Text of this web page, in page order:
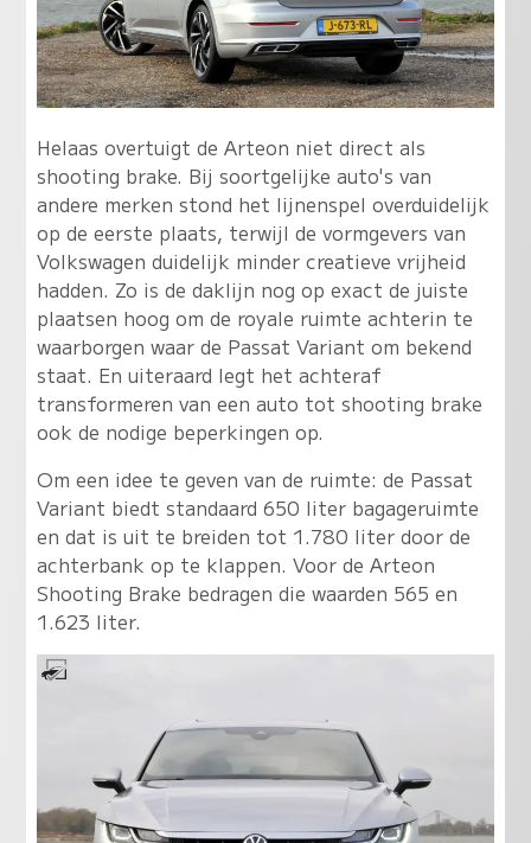
Helaas overtuigt de Arteon niet direct als
shooting brake. Bij soortgelijke auto's van
andere merken stond het lijnenspel overduidelijk
op de eerste plaats, terwijl de vormgevers van
Volkswagen duidelijk minder creatieve vrijheid
hadden. Zo is de daklijn nog op exact de juiste
plaatsen hoog om de royale ruimte achterin te
waarborgen waar de Passat Variant om bekend
staat. En uiteraard legt het achteraf
transformeren van een auto tot shooting brake
ook de nodige beperkingen op.
Om een idee te geven van de ruimte: de Passat
Variant biedt standaard 650 liter bagageruimte
en dat is uit te breiden tot 1.780 liter door de
achterbank op te klappen. Voor de Arteon
Shooting Brake bedragen die waarden 565 en
1.623 liter.